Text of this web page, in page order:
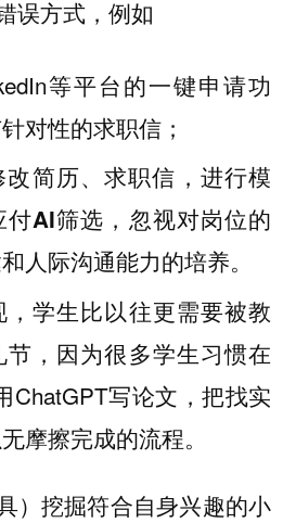
误方式，例如
等平台的一键申请功
对性的求职信；
简历、求职信，进行模
付AI筛选 ，忽视对岗位的
人际沟通能力的培养。
学生比以往更需要被教
节 ，因为很多学生习惯在
ChatGPT写论文，把找实
摩擦完成的流程。
挖掘符合自身兴趣的小